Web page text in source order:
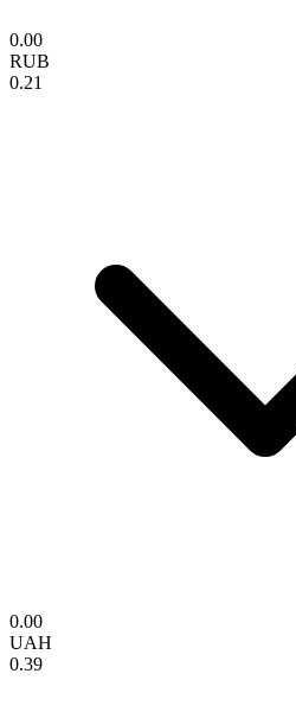
0.00
RUB
0.21
0.00
UAH
0.39